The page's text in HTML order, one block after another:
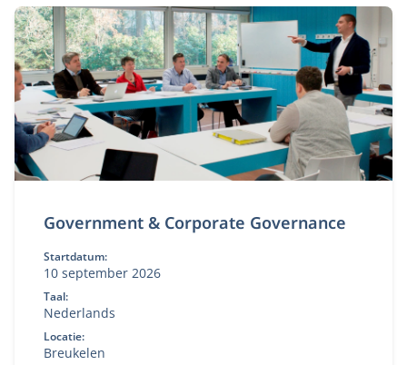
Government & Corporate Governance
Startdatum:
10 september 2026
Taal:
Nederlands
Locatie:
Breukelen